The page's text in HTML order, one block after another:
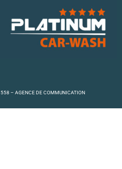
558 – AGENCE DE COMMUNICATION